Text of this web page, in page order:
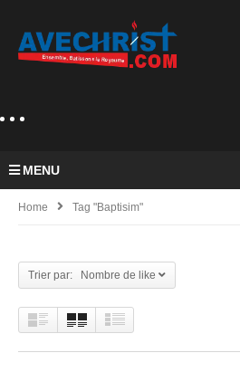
MENU
Home Tag "baptisim"
Trier par: Nombre de like